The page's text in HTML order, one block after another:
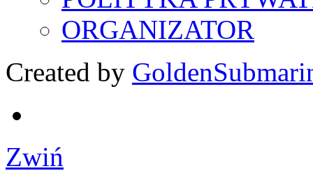
ORGANIZATOR
Created by
Zwiń